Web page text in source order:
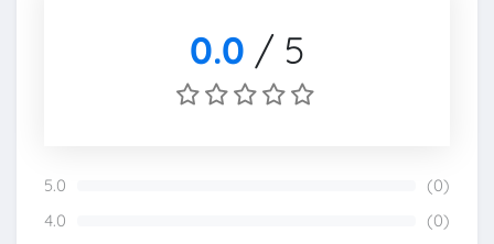
0.0 / 5
5.0
(0)
4.0
(0)